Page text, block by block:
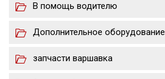
В помощь водителю
Дополнительное оборудование
запчасти варшавка